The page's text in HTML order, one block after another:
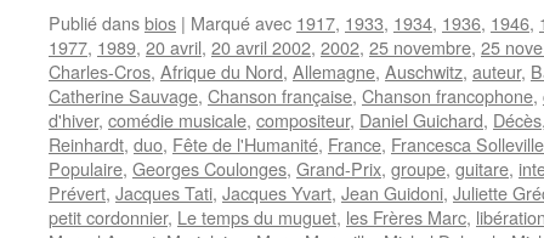
Publié dansbios | Marqué avec 1917, 1933, 1934, 1936, 1946,
1977, 1989, 20 avril, 20 avril 2002, 2002, 25 novembre, 25
Charles-Cros, Afrique du Nord, Allemagne, Auschwitz, auteur,
Catherine Sauvage, Chanson française, Chanson francophone,
d'hiver, comédie musicale, compositeur, Daniel Guichard, Décès
Reinhardt, duo, Fête de l'Humanité, France, Francesca Solleville
Populaire, Georges Coulonges, Grand-Prix, groupe, guitare,
Prévert, Jacques Tati, Jacques Yvart, Jean Guidoni, Juliette
petit cordonnier, Le temps du muguet, les Frères Marc,